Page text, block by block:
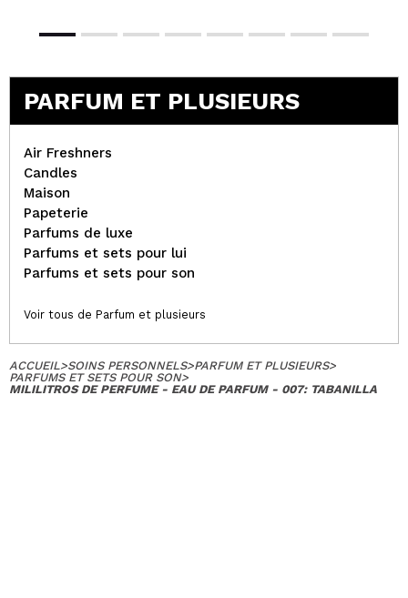
PARFUM ET PLUSIEURS
Air Freshners
Candles
Maison
Papeterie
Parfums de luxe
Parfums et sets pour lui
Parfums et sets pour son
Voir tous de Parfum et plusieurs
ACCUEIL>SOINS PERSONNELS>PARFUM ET PLUSIEURS>
PARFUMS ET SETS POUR SON>
MILILITROS DE PERFUME - EAU DE PARFUM - 007: TABANILLA